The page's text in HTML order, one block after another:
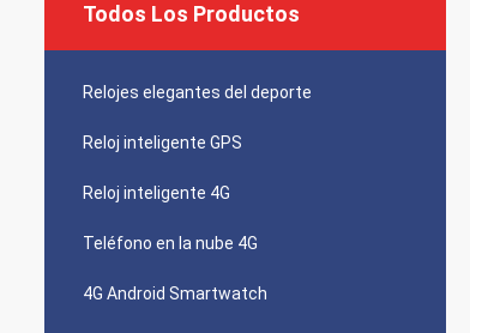
Todos Los Productos
Relojes elegantes del deporte
Reloj inteligente GPS
Reloj inteligente 4G
Teléfono en la nube 4G
4G Android Smartwatch